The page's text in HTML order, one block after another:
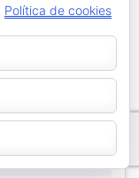
Política de cookies